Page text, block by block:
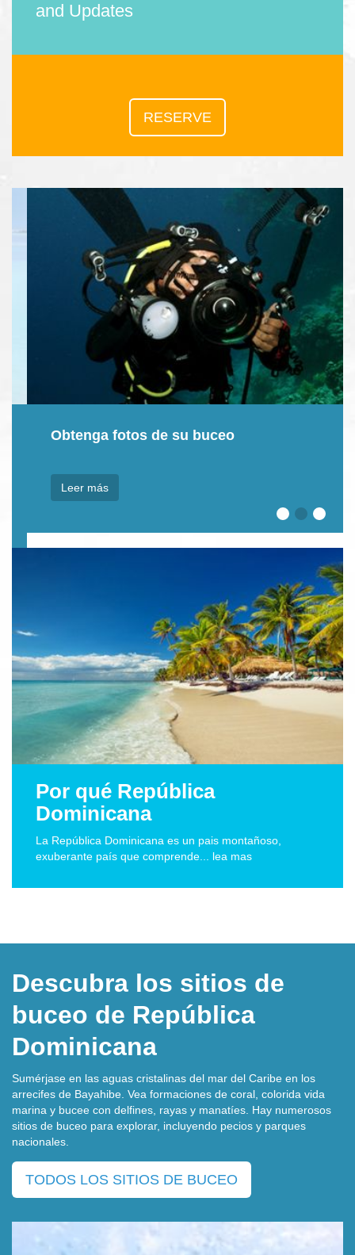
and Updates
RESERVE
Obtenga fotos de su buceo
Leer más
Por qué República
Dominicana
La República Dominicana es un pais montañoso,
exuberante país que comprende... lea mas
Descubra los sitios de
buceo de República
Dominicana
Sumérjase en las aguas cristalinas del mar del Caribe en los
arrecifes de Bayahibe. Vea formaciones de coral, colorida vida
marina y bucee con delfines, rayas y manatíes. Hay numerosos
sitios de buceo para explorar, incluyendo pecios y parques
nacionales.
TODOS LOS SITIOS DE BUCEO